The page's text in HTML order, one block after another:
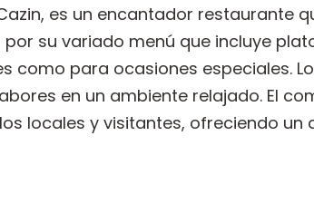
es un encantador
su variado menú que incluye
como para ocasiones especiales.
en un ambiente relajado. El
locales y visitantes, ofreciendo